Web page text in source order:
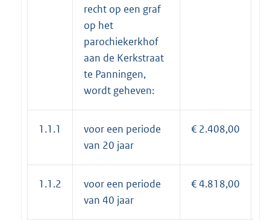
recht op een graf
op het
parochiekerkhof
aan de Kerkstraat
te Panningen,
wordt geheven:
1.1.1
voor een periode
van 20 jaar
€ 2.408,00
1.1.2
voor een periode
van 40 jaar
€ 4.818,00